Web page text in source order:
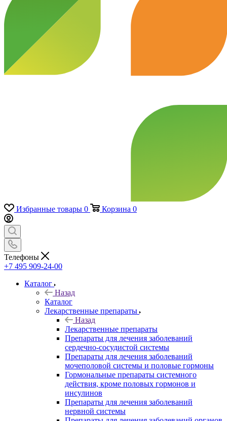
Избранные товары 0 Корзина 0
Телефоны
+7 495 909-24-00
Каталог
Назад
Каталог
Лекарственные препараты
Назад
Лекарственные препараты
Препараты для лечения заболеваний
сердечно-сосудистой системы
Препараты для лечения заболеваний
мочеполовой системы и половые гормоны
Гормональные препараты системного
действия, кроме половых гормонов и
инсулинов
Препараты для лечения заболеваний
нервной системы